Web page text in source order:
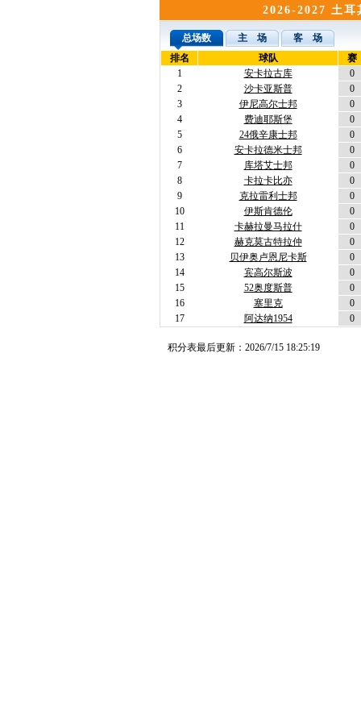
2026-2027 土耳
总场数 主 场
客 场
排名
球队
赛
1
安卡拉古库
0
2
沙卡亚斯普
0
3
伊尼高尔士邦
0
4
费迪耶斯堡
0
5
24俄辛康士邦
0
6
安卡拉德米士邦
0
7
库塔艾士邦
0
8
卡拉卡比亦
0
9
克拉雷利士邦
0
10
伊斯肯德伦
0
11
卡赫拉曼马拉什
0
12
赫克莫古特拉仲
0
13
贝伊奥卢恩尼卡斯
0
14
宾高尔斯波
0
15
52奥度斯普
0
16
塞里克
0
17
阿达纳1954 0
积分表最后更新： 2026/7/15 18:25:19